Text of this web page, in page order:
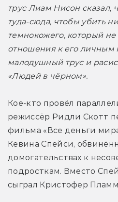
трус Лиам Нисон сказал,
туда-сюда, чтобы убить
темнокожего, который
отношения к его личным
малодушный трус и
«Людей в чёрном».
Кое-кто провёл
режиссёр Ридли Скотт
фильма «Все деньги
Кевина Спейси,
домогательствах к
подросткам. Вместо
сыграл Кристофер